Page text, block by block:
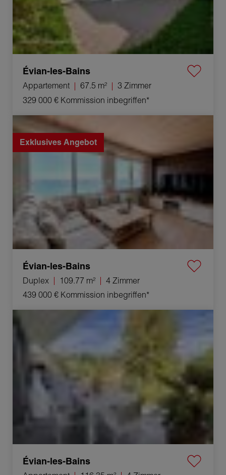
Évian-les-Bains
Appartement 67.5 m²
3 Zimmer
329 000 € Kommission inbegriffen*
Verkauf Duplex Évian-les-Bains 4 Zimmer 109.77 m²
Exklusives Angebot
Évian-les-Bains
Duplex 109.77 m²
4 Zimmer
439 000 € Kommission inbegriffen*
Verkauf Appartement Évian-les-Bains 4 Zimmer
116.35 m²
Évian-les-Bains